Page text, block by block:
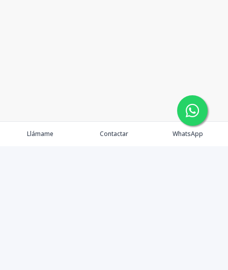
Llámame Contactar WhatsApp